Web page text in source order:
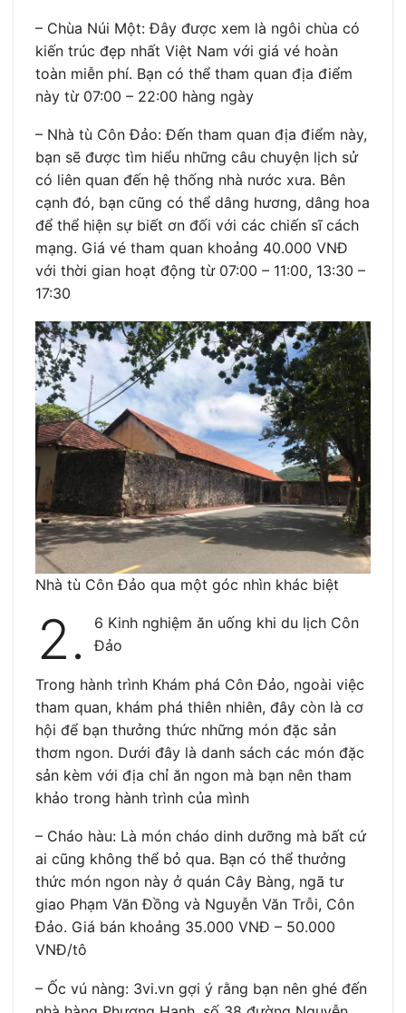
– Chùa Núi Một: Đây được xem là ngôi chùa có
kiến trúc đẹp nhất Việt Nam với giá vé hoàn
toàn miễn phí. Bạn có thể tham quan địa điểm
này từ 07:00 – 22:00 hàng ngày
– Nhà tù Côn Đảo: Đến tham quan địa điểm này,
bạn sẽ được tìm hiểu những câu chuyện lịch sử
có liên quan đến hệ thống nhà nước xưa. Bên
cạnh đó, bạn cũng có thể dâng hương, dâng hoa
để thể hiện sự biết ơn đối với các chiến sĩ cách
mạng. Giá vé tham quan khoảng 40.000 VNĐ
với thời gian hoạt động từ 07:00 – 11:00, 13:30 –
17:30
Nhà tù Côn Đảo qua một góc nhìn khác biệt
2.
6 Kinh nghiệm ăn uống khi du lịch Côn
Đảo
Trong hành trình Khám phá Côn Đảo, ngoài việc
tham quan, khám phá thiên nhiên, đây còn là cơ
hội để bạn thưởng thức những món đặc sản
thơm ngon. Dưới đây là danh sách các món đặc
sản kèm với địa chỉ ăn ngon mà bạn nên tham
khảo trong hành trình của mình
– Cháo hàu: Là món cháo dinh dưỡng mà bất cứ
ai cũng không thể bỏ qua. Bạn có thể thưởng
thức món ngon này ở quán Cây Bàng, ngã tư
giao Phạm Văn Đồng và Nguyễn Văn Trỗi, Côn
Đảo. Giá bán khoảng 35.000 VNĐ – 50.000
VNĐ/tô
– Ốc vú nàng: 3vi.vn gợi ý rằng bạn nên ghé đến